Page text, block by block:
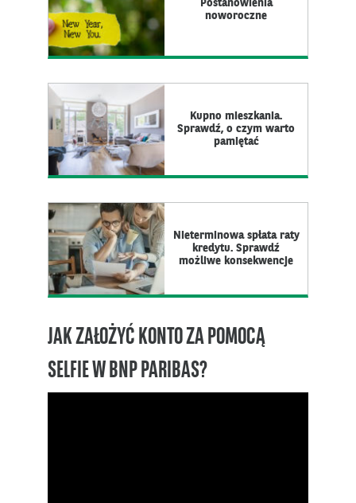
Postanowienia
noworoczne
Kupno mieszkania.
Sprawdź, o czym warto
pamiętać
Nieterminowa spłata raty
kredytu. Sprawdź
możliwe konsekwencje
JAK ZAŁOŻYĆ KONTO ZA POMOCĄ
SELFIE W BNP PARIBAS?